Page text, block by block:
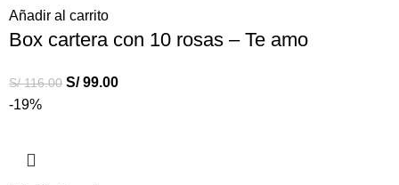
Añadir al carrito
Box cartera con 10 rosas – Te amo
S/116.00 S/99.00
-19%